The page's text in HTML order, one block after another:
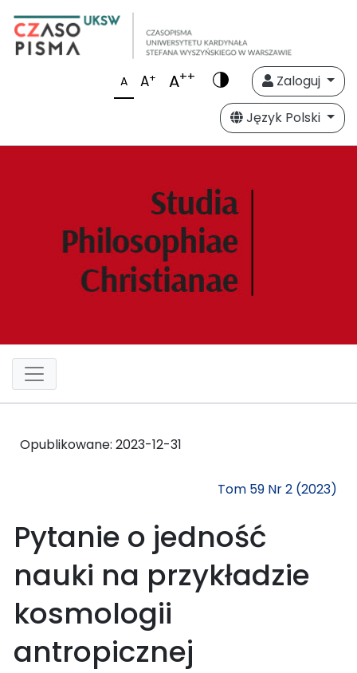
A A+ A++
Zaloguj
Język Polski
Opublikowane: 2023-12-31
Tom 59 Nr 2 (2023)
Pytanie o jedność
nauki na przykładzie
kosmologii
antropicznej